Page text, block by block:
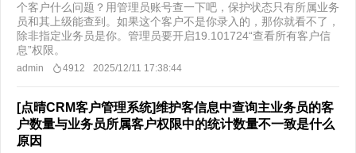
个客户什么问题？用管理员账号查一下吧，保护状态只有所属业务
员和其上级能查到。​如果这个客户不是你录入的，那你就看不了，
除非指定业务员是你。管理员要开启19.101724“查看所有客户信
息”权限。
admin 4912 2025/12/11 17:38:44
[点晴CRM客户管理系统]维护客信息中查询主业务员的客
户数量与业务员所属客户权限中的统计数量不一致是什么
原因